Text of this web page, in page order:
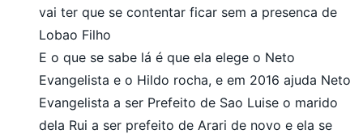
vai ter que se contentar ficar sem a presenca de
Lobao Filho
E o que se sabe lá é que ela elege o Neto
Evangelista e o Hildo rocha, e em 2016 ajuda Neto
Evangelista a ser Prefeito de Sao Luise o marido
dela Rui a ser prefeito de Arari de novo e ela se